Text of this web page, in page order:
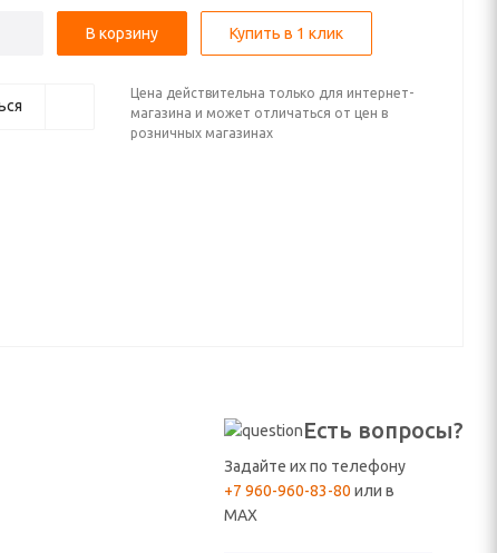
В корзину Купить в 1 клик
Цена действительна только для интернет-
магазина и может отличаться от цен в
розничных магазинах
Есть вопросы?
Задайте их по телефону
+7 960-960-83-80 или в
MAX